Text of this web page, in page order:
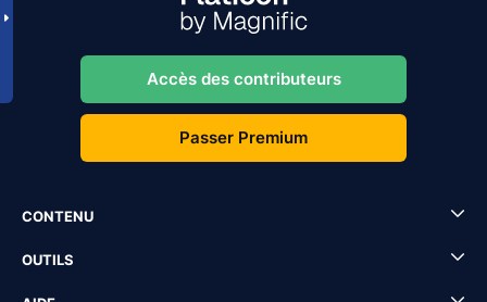
Accès des contributeurs
Passer Premium
CONTENU
OUTILS